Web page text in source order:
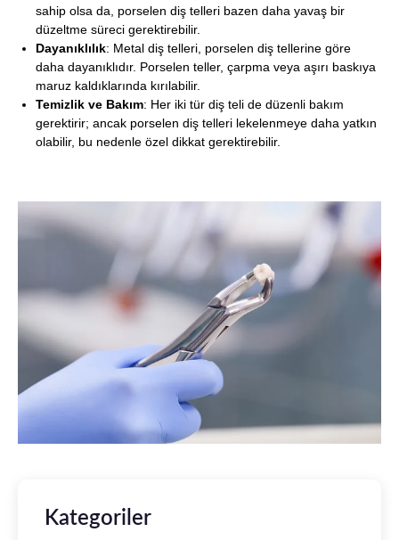
sahip olsa da, porselen diş telleri bazen daha yavaş bir
düzeltme süreci gerektirebilir.
Dayanıklılık: Metal diş telleri, porselen diş tellerine göre
daha dayanıklıdır. Porselen teller, çarpma veya aşırı baskıya
maruz kaldıklarında kırılabilir.
Temizlik ve Bakım: Her iki tür diş teli de düzenli bakım
gerektirir; ancak porselen diş telleri lekelenmeye daha yatkın
olabilir, bu nedenle özel dikkat gerektirebilir.
Kategoriler